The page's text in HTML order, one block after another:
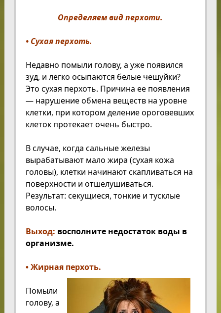
Определяем вид перхоти.
• Сухая перхоть.
Недавно помыли голову, а уже появился
зуд, и легко осыпаются белые чешуйки?
Это сухая перхоть. Причина ее появления
— нарушение обмена веществ на уровне
клетки, при котором деление ороговевших
клеток протекает очень быстро.
В случае, когда сальные железы
вырабатывают мало жира (сухая кожа
головы), клетки начинают скапливаться на
поверхности и отшелушиваться.
Результат: секущиеся, тонкие и тусклые
волосы.
Выход: восполните недостаток воды в
организме.
• Жирная перхоть.
Помыли
голову, а